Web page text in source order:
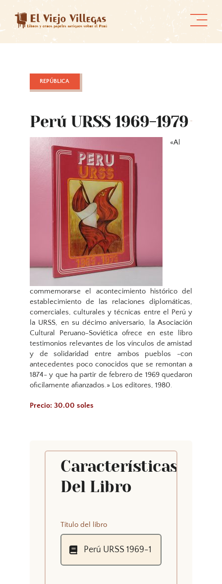
content
REPÚBLICA
Perú URSS 1969-1979
«Al
commemorarse el acontecimiento histórico del
establecimiento de las relaciones diplomáticas,
comerciales, culturales y técnicas entre el Perú y
la URSS, en su décimo aniversario, la Asociación
Cultural Peruano-Soviética ofrece en este libro
testimonios relevantes de los vínculos de amistad
y de solidaridad entre ambos pueblos -con
antecedentes poco conocidos que se remontan a
1874- y que ha partir de febrero de 1969 quedaron
oficilamente afianzados.» Los editores, 1980.
Precio: 30.00 soles
Características
Del Libro
Título del libro